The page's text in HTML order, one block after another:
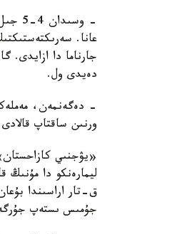
عانا.
جارناما دا
دەيدى ول.
- دەگەنمەن،
ورنىن ساقتاپ
«يۋجنىي
ليمارەنكو دا
ق-تار اراسىندا
جۇمىس ىستەپ